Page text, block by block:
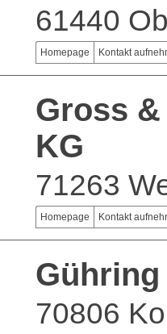
61440
Homepage Kontakt
Gross
KG
71263
Homepage Kontakt
Gühring
70806